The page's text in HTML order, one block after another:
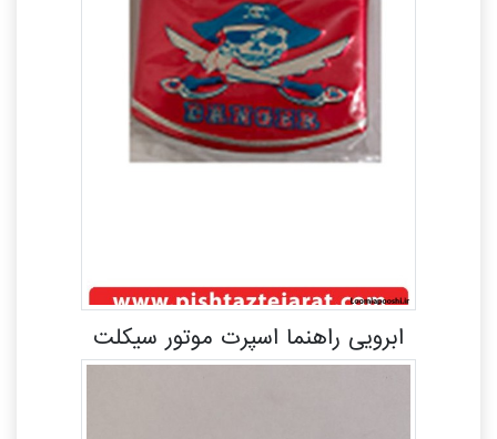
ابرویی راهنما اسپرت موتور سیکلت